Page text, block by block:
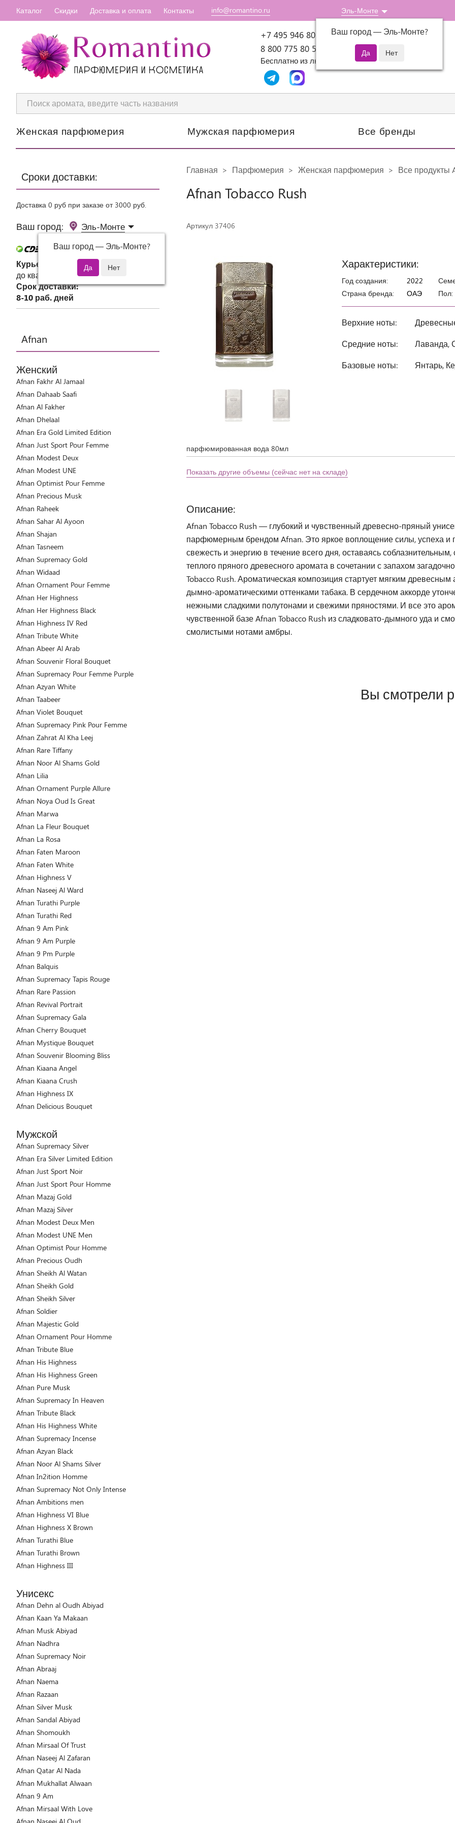
Каталог Скидки Доставка и оплата Контакты info@romantino.ru Эль-Монте
Ваш город — Эль-Монте?
+7 495 946 80 07 Пн-Пт: 10:00-18:00
8 800 775 80 51
Бесплатно из любого региона России
Женская парфюмерия Мужская парфюмерия Все бренды
Сроки доставки:
Доставка 0 руб при заказе от 3000 руб.
Ваш город: Эль-Монте
Ваш город — Эль-Монте?
Курьер СДЭК
до квартиры или офиса
Срок доставки:
8-10 раб. дней
Afnan
Женский
Afnan Fakhr Al Jamaal
Afnan Dahaab Saafi
Afnan Al Fakher
Afnan Dhelaal
Afnan Era Gold Limited Edition
Afnan Just Sport Pour Femme
Afnan Modest Deux
Afnan Modest UNE
Afnan Optimist Pour Femme
Afnan Precious Musk
Afnan Raheek
Afnan Sahar Al Ayoon
Afnan Shajan
Afnan Tasneem
Afnan Supremacy Gold
Afnan Widaad
Afnan Ornament Pour Femme
Afnan Her Highness
Afnan Her Highness Black
Afnan Highness IV Red
Afnan Tribute White
Afnan Abeer Al Arab
Afnan Souvenir Floral Bouquet
Afnan Supremacy Pour Femme Purple
Afnan Azyan White
Afnan Taabeer
Afnan Violet Bouquet
Afnan Supremacy Pink Pour Femme
Afnan Zahrat Al Kha Leej
Afnan Rare Tiffany
Afnan Noor Al Shams Gold
Afnan Lilia
Afnan Ornament Purple Allure
Afnan Noya Oud Is Great
Afnan Marwa
Afnan La Fleur Bouquet
Afnan La Rosa
Afnan Faten Maroon
Afnan Faten White
Afnan Highness V
Afnan Naseej Al Ward
Afnan Turathi Purple
Afnan Turathi Red
Afnan 9 Am Pink
Afnan 9 Am Purple
Afnan 9 Pm Purple
Afnan Balquis
Afnan Supremacy Tapis Rouge
Afnan Rare Passion
Afnan Revival Portrait
Afnan Supremacy Gala
Afnan Cherry Bouquet
Afnan Mystique Bouquet
Afnan Souvenir Blooming Bliss
Afnan Kiaana Angel
Afnan Kiaana Crush
Afnan Highness IX
Afnan Delicious Bouquet
Мужской
Afnan Supremacy Silver
Afnan Era Silver Limited Edition
Afnan Just Sport Noir
Afnan Just Sport Pour Homme
Afnan Mazaj Gold
Afnan Mazaj Silver
Afnan Modest Deux Men
Afnan Modest UNE Men
Afnan Optimist Pour Homme
Afnan Precious Oudh
Afnan Sheikh Al Watan
Afnan Sheikh Gold
Afnan Sheikh Silver
Afnan Soldier
Afnan Majestic Gold
Afnan Ornament Pour Homme
Afnan Tribute Blue
Afnan His Highness
Afnan His Highness Green
Afnan Pure Musk
Afnan Supremacy In Heaven
Afnan Tribute Black
Afnan His Highness White
Afnan Supremacy Incense
Afnan Azyan Black
Afnan Noor Al Shams Silver
Afnan In2ition Homme
Afnan Supremacy Not Only Intense
Afnan Ambitions men
Afnan Highness VI Blue
Afnan Highness X Brown
Afnan Turathi Blue
Afnan Turathi Brown
Afnan Highness III
Унисекс
Afnan Dehn al Oudh Abiyad
Afnan Kaan Ya Makaan
Afnan Musk Abiyad
Afnan Nadhra
Afnan Supremacy Noir
Afnan Abraaj
Afnan Naema
Afnan Razaan
Afnan Silver Musk
Afnan Sandal Abiyad
Afnan Shomoukh
Afnan Mirsaal Of Trust
Afnan Naseej Al Zafaran
Afnan Qatar Al Nada
Afnan Mukhallat Alwaan
Afnan 9 Am
Afnan Mirsaal With Love
Главная Парфюмерия Женская парфюмерия Все продукты
Afnan Tobacco Rush
Артикул 37406
Характеристики:
Год создания:
2022
Страна бренда:
ОАЭ
Пол:
Верхние ноты:
Средние ноты:
Лаванда,
Базовые ноты:
Янтарь,
парфюмированная вода 80мл
Показать другие объемы (сейчас нет на складе)
Описание:
Afnan Tobacco Rush — глубокий и чувственный древесно-пряный
парфюмерным брендом Afnan. Это яркое воплощение силы, успеха и
свежесть и энергию в течение всего дня, оставаясь
теплого пряного древесного аромата в сочетании с запахом
Tobacco Rush. Ароматическая композиция стартует мягким
дымно-ароматическими оттенками табака. В сердечном аккорде
нежными сладкими полутонами и свежими пряностями. И все это
чувственной базе Afnan Tobacco Rush из сладковато-дымного уда и
смолистыми нотами амбры.
Вы смотрели